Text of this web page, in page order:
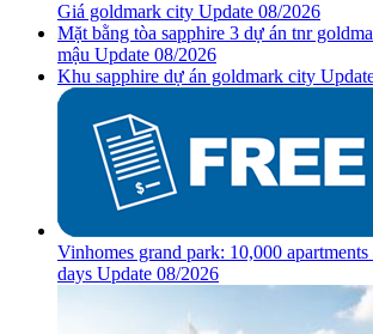
Giá goldmark city Update 08/2026
Mặt bằng tòa sapphire 3 dự án tnr
mậu Update 08/2026
Khu sapphire dự án goldmark city
Vinhomes grand park: 10,000
days Update 08/2026